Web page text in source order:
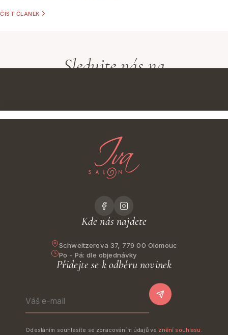
ČÍST ČLÁNEK
Sledujte nás na
Kde nás najdete
Schweitzerova 37, 779 00 Olomouc
Po - Pá: dle objednávky
Přidejte se k odběru novinek
PŘIHLÁSIT SE K
Odesláním souhlasíte se zpracováním údajů ve znění souhlasu .